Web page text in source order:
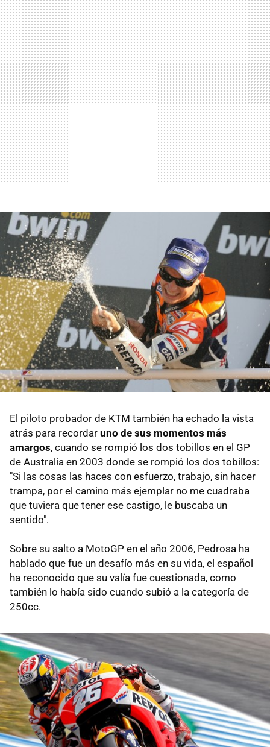
El piloto probador de KTM también ha echado la vista
atrás para recordar uno de sus momentos más
amargos, cuando se rompió los dos tobillos en el GP
de Australia en 2003 donde se rompió los dos tobillos:
"Si las cosas las haces con esfuerzo, trabajo, sin hacer
trampa, por el camino más ejemplar no me cuadraba
que tuviera que tener ese castigo, le buscaba un
sentido".
Sobre su salto a MotoGP en el año 2006, Pedrosa ha
hablado que fue un desafío más en su vida, el español
ha reconocido que su valía fue cuestionada, como
también lo había sido cuando subió a la categoría de
250cc.